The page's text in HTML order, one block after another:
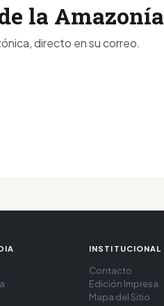
la Amazonía
directo en su correo.
INSTITUCIONAL
Contacto
Edición Impresa
Mapa del Sitio